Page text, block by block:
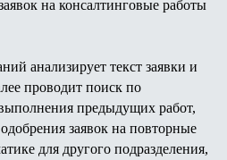
на консалтинговые работы
анализирует текст заявки и
проводит поиск по
предыдущих работ,
заявок на повторные
для другого подразделения,